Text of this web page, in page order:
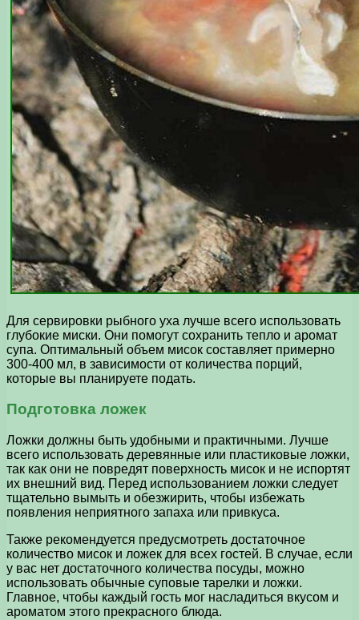
Для сервировки рыбного уха лучше всего использовать
глубокие миски. Они помогут сохранить тепло и аромат
супа. Оптимальный объем мисок составляет примерно
300-400 мл, в зависимости от количества порций,
которые вы планируете подать.
Подготовка ложек
Ложки должны быть удобными и практичными. Лучше
всего использовать деревянные или пластиковые ложки,
так как они не повредят поверхность мисок и не испортят
их внешний вид. Перед использованием ложки следует
тщательно вымыть и обезжирить, чтобы избежать
появления неприятного запаха или привкуса.
Также рекомендуется предусмотреть достаточное
количество мисок и ложек для всех гостей. В случае, если
у вас нет достаточного количества посуды, можно
использовать обычные суповые тарелки и ложки.
Главное, чтобы каждый гость мог насладиться вкусом и
ароматом этого прекрасного блюда.